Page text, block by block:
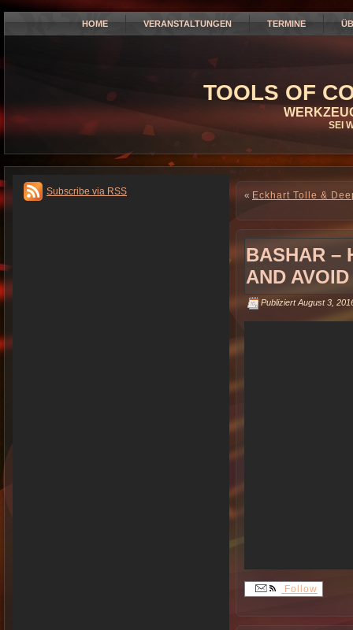
HOME VERANSTALTUNGEN TERMINE
TOOLS OF
SEI
Subscribe via RSS « Eckhart Tolle &
BASHAR –
AND
Publiziert August 3,
Follow